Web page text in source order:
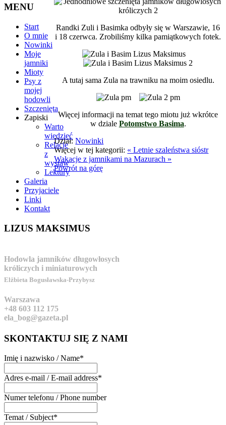
Randki Zuli i Basimka odbyły się w Warszawie, 16
i 18 czerwca. Zrobiliśmy kilka pamiątkowych fotek.
A tutaj sama Zula na trawniku na moim osiedlu.
Więcej informacji na temat tego miotu już wkrótce
w dziale Potomstwo Basima.
Dział: Nowinki
Więcej w tej kategorii: « Letnie szaleństwa sióstr
Wakacje z jamnikami na Mazurach »
Powrót na górę
MENU
Start
O mnie
Nowinki
Moje
jamniki
Mioty
Psy z
mojej
hodowli
Szczenięta
Zapiski
Warto
wiedzieć
Relacje
z
wystaw
Lektury
Galeria
Przyjaciele
Linki
Kontakt
LIZUS MAKSIMUS
Hodowla jamników długowłosych
króliczych i miniaturowych
Elżbieta Bogusławska-Przybysz
Warszawa
+48 603 112 175
ela_bog@gazeta.pl
SKONTAKTUJ SIĘ Z NAMI
Imię i nazwisko / Name*
Adres e-mail / E-mail address*
Numer telefonu / Phone number
Temat / Subject*